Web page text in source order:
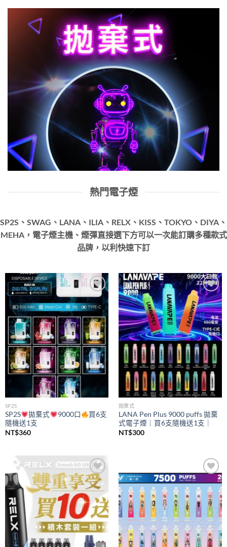
熱門電子煙
SP2S、SWAG、LANA、ILIA、RELX、KISS、TOKYO、DIYA、
MEHA，電子煙主機、煙彈直接選下方可以一次能訂購多種款式
品牌，以利快速下訂
Add to
wishlist
SP2S
SP2S 拋棄式 9000口
買6支
隨機送1支
NT$360
Add to
wishlist
拋棄式
LANA Pen Plus 9000 puffs 拋棄
式電子煙｜買6支隨機送1支｜
NT$300
Add to
wishlist
Add to
wishlist